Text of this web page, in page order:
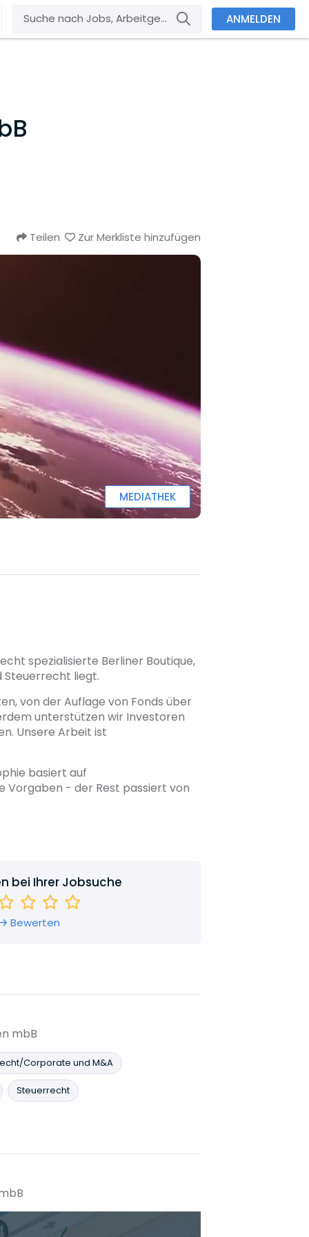
ANMELDEN
Teilen Zur Merkliste hinzufügen
MEDIATHEK
spezialisierte Berliner Boutique,
Steuerrecht liegt.
von der Auflage von Fonds über
unterstützen wir Investoren
Unsere Arbeit ist
basiert auf
Vorgaben - der Rest passiert von
bei Ihrer Jobsuche
Bewerten
mbB
Corporate und M&A
Steuerrecht